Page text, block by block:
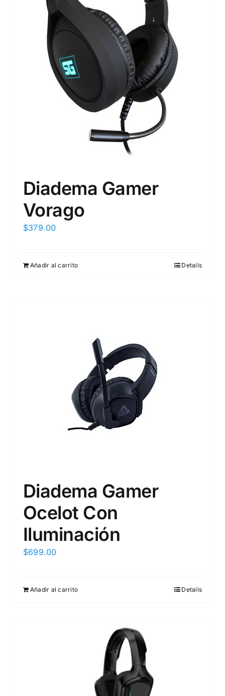
Diadema Gamer
Vorago
$379.00
Añadir al carrito Details
Diadema Gamer
Ocelot Con
Iluminación
$699.00
Añadir al carrito Details